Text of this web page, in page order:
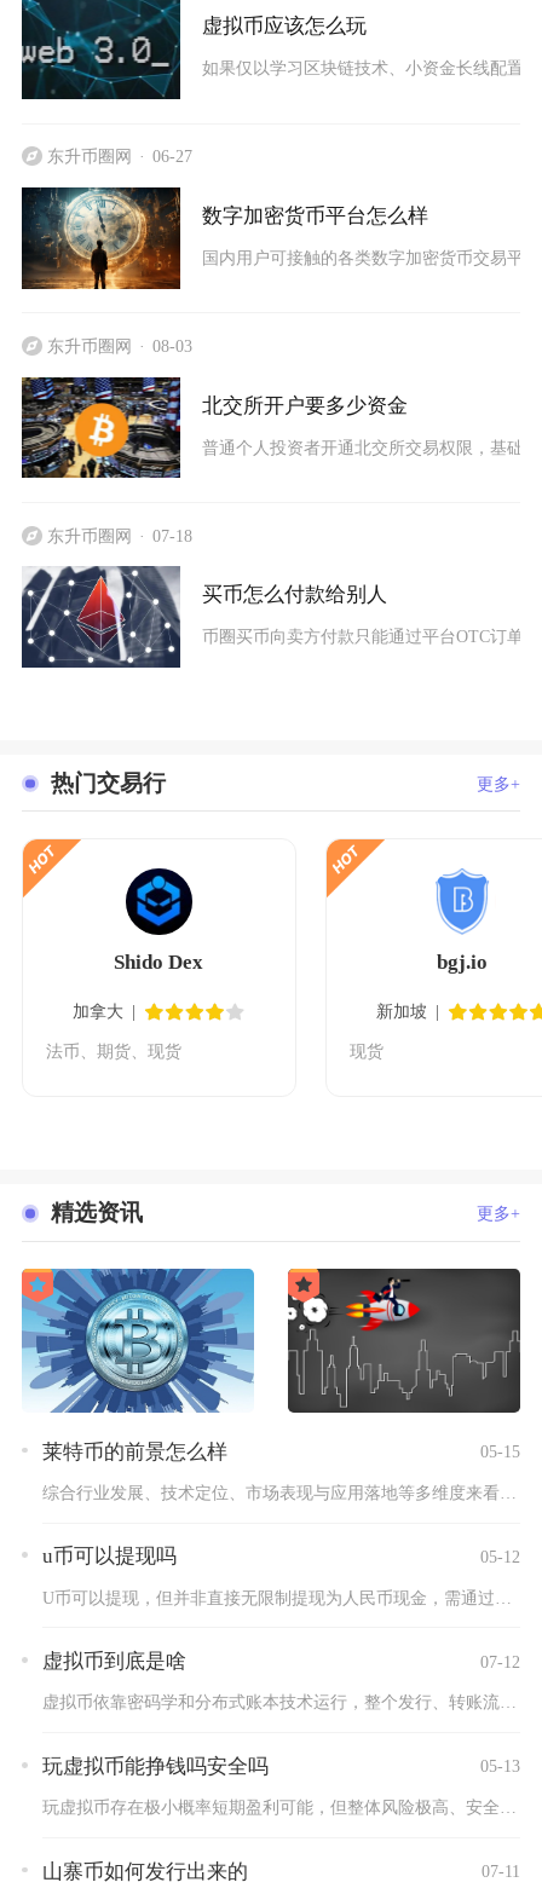
虚拟币应该怎么玩
如果仅以学习区块链技术、小资金长线配置
东升币圈网 06-27
数字加密货币平台怎么样
国内用户可接触的各类数字加密货币交易平
东升币圈网 08-03
北交所开户要多少资金
普通个人投资者开通北交所交易权限，基础
东升币圈网 07-18
买币怎么付款给别人
币圈买币向卖方付款只能通过平台OTC订单
热门交易行 更多+
Shido Dex
加拿大
法币、期货、现货
bgj.io
新加坡
现货
精选资讯 更多+
莱特币的前景怎么样 05-15
综合行业发展、技术定位、市场表现与应用落地等多维度来看，莱特...
u币可以提现吗 05-12
虚拟币到底是啥 07-12
虚拟币依靠密码学和分布式账本技术运行，整个发行、转账流程脱离...
玩虚拟币能挣钱吗安全吗 05-13
山寨币如何发行出来的 07-11